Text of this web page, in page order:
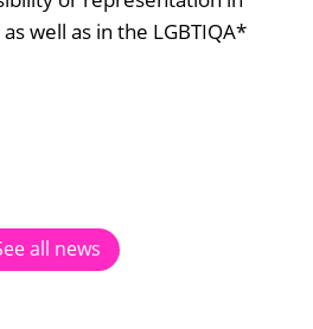
well as in the LGBTIQA*
all news